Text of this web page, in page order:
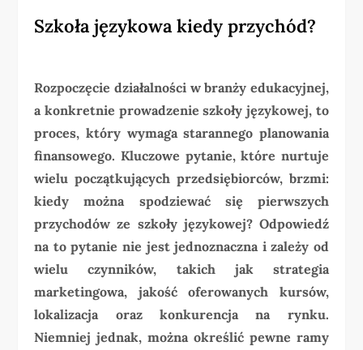
Szkoła językowa kiedy przychód?
Rozpoczęcie działalności w branży edukacyjnej,
a konkretnie prowadzenie szkoły językowej, to
proces, który wymaga starannego planowania
finansowego. Kluczowe pytanie, które nurtuje
wielu początkujących przedsiębiorców, brzmi:
kiedy można spodziewać się pierwszych
przychodów ze szkoły językowej? Odpowiedź
na to pytanie nie jest jednoznaczna i zależy od
wielu czynników, takich jak strategia
marketingowa, jakość oferowanych kursów,
lokalizacja oraz konkurencja na rynku.
Niemniej jednak, można określić pewne ramy